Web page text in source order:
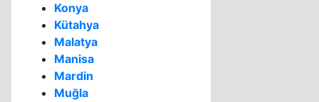
Konya
Kütahya
Malatya
Manisa
Mardin
Muğla